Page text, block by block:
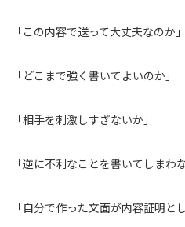
「この内容で送って大丈夫なのか」
「どこまで強く書いてよいのか」
「相手を刺激しすぎないか」
「逆に不利なことを書いてしまわ
「自分で作った文面が内容証明と